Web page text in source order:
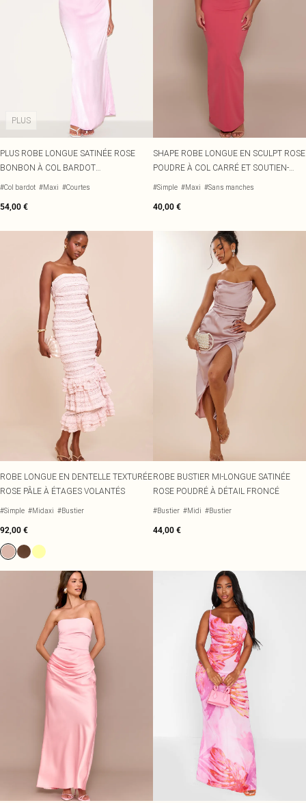
PLUS
PLUS ROBE LONGUE SATINÉE ROSE
BONBON À COL BARDOT
ASYMÉTRIQUE TORSADÉ
#Col bardot #Maxi #Courtes
54,00 €
SHAPE ROBE LONGUE EN SCULPT ROSE
POUDRE À COL CARRÉ ET SOUTIEN-
GORGE INTÉGRÉ
#Simple #Maxi #Sans manches
40,00 €
ROBE LONGUE EN DENTELLE TEXTURÉE
ROSE PÂLE À ÉTAGES VOLANTÉS
#Simple #Midaxi #Bustier
92,00 €
ROBE BUSTIER MI-LONGUE SATINÉE
ROSE POUDRÉ À DÉTAIL FRONCÉ
#Bustier #Midi #Bustier
44,00 €